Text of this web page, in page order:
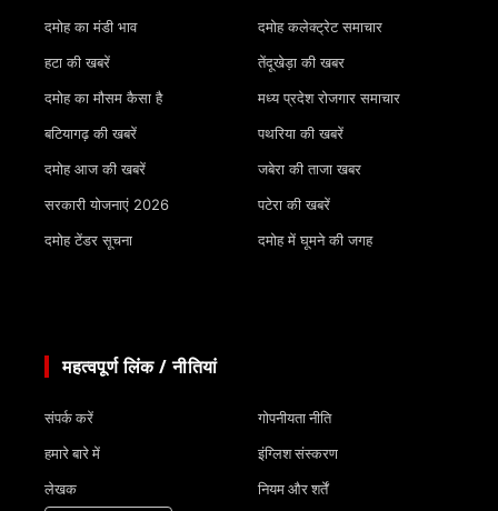
दमोह का मंडी भाव
हटा की खबरें
दमोह का मौसम कैसा है
बटियागढ़ की खबरें
दमोह आज की खबरें
सरकारी योजनाएं 2026
दमोह टेंडर सूचना
दमोह कलेक्ट्रेट समाचार
तेंदूखेड़ा की खबर
मध्य प्रदेश रोजगार समाचार
पथरिया की खबरें
जबेरा की ताजा खबर
पटेरा की खबरें
दमोह में घूमने की जगह
महत्वपूर्ण लिंक / नीतियां
संपर्क करें
हमारे बारे में
लेखक
गोपनीयता नीति
इंग्लिश संस्करण
नियम और शर्तें